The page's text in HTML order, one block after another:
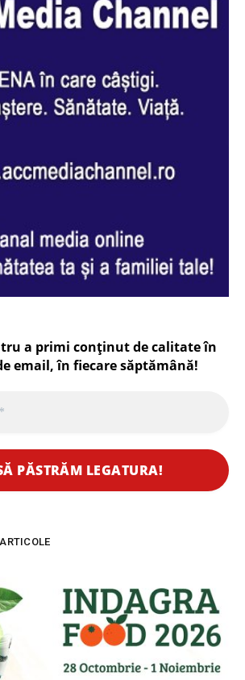
a primi conținut de calitate în
email, în fiecaresăptămână!